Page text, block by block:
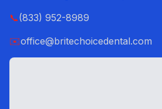
📞(833) 952-8989
✉️office@britechoicedental.com